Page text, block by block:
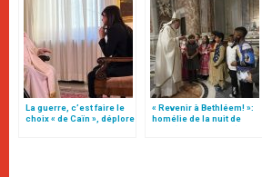
La guerre, c’est faire le
choix « de Caïn », déplore
« Revenir à Bethléem! »:
homélie de la nuit de
Noël (texte complet)